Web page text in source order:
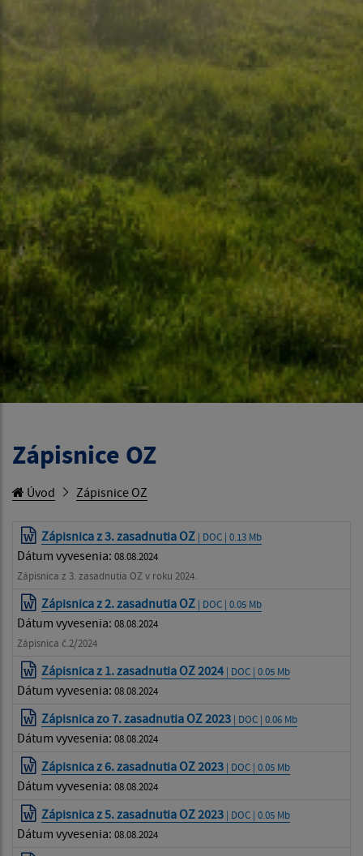
Zápisnice OZ
Úvod Zápisnice OZ
Zápisnica z 3. zasadnutia OZ | DOC | 0.13 Mb
Dátum vyvesenia: 08.08.2024
Zápisnica z 3. zasadnutia OZ v roku 2024.
Zápisnica z 2. zasadnutia OZ | DOC | 0.05 Mb
Dátum vyvesenia: 08.08.2024
Zápisnica č.2/2024
Zápisnica z 1. zasadnutia OZ 2024 | DOC | 0.05 Mb
Dátum vyvesenia: 08.08.2024
Zápisnica zo 7. zasadnutia OZ 2023 | DOC | 0.06 Mb
Dátum vyvesenia: 08.08.2024
Zápisnica z 6. zasadnutia OZ 2023 | DOC | 0.05 Mb
Dátum vyvesenia: 08.08.2024
Zápisnica z 5. zasadnutia OZ 2023 | DOC | 0.05 Mb
Dátum vyvesenia: 08.08.2024